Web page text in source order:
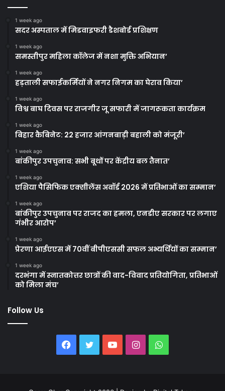
1 week ago
सदर अस्पताल में मिडवाइफरी डैशबोर्ड प्रशिक्षण
1 week ago
समस्तीपुर महिला कॉलेज में नशा मुक्ति अभियान’
1 week ago
हड़ताली सफाईकर्मियों ने नगर निगम का घेराव किया’
1 week ago
विश्व बाघ दिवस पर राजगीर जू सफारी में जागरूकता कार्यक्रम
1 week ago
बिहार कैबिनेट: 22 हजार आंगनबाड़ी बहाली को मंजूरी’
1 week ago
बांकीपुर उपचुनाव: सभी बूथों पर केंद्रीय बल तैनात’
1 week ago
एशिया पैसिफिक एक्सीलेंस अवॉर्ड 2026 में प्रतिभाओं का सम्मान’
1 week ago
बांकीपुर उपचुनाव पर राजद का हमला, एनडीए सरकार पर लगाए
गंभीर आरोप’
1 week ago
प्रेरणा आईएएस में 70वीं बीपीएससी सफल अभ्यर्थियों का सम्मान’
1 week ago
दरभंगा में स्नातकोत्तर छात्रों की वाद-विवाद प्रतियोगिता, प्रतिभाओं
को मिला मंच’
Follow Us
Facebook
TwitterYouTubeInstagramWhatsApp